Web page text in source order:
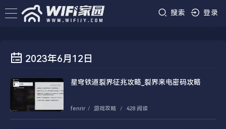
搜索 登录
2023年6月12日
星穹铁道裂界征兆攻略_裂界来电密码攻略
fenrir / 游戏攻略 / 428 阅读